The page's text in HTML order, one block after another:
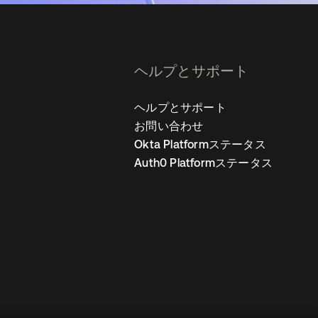
ヘルプとサポート
ヘルプとサポート
お問い合わせ
Okta Platformステータス
Auth0 Platformステータス